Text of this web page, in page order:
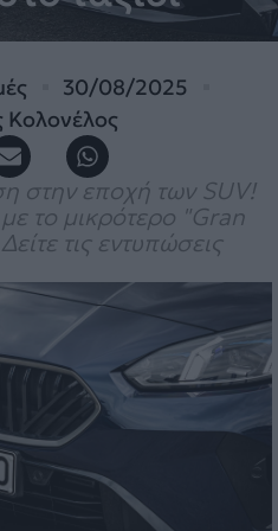
30/08/2025
στην εποχή των SUV!
το μικρότερο "Gran
τις εντυπώσεις